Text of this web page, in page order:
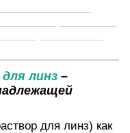
линз –
для линз) как